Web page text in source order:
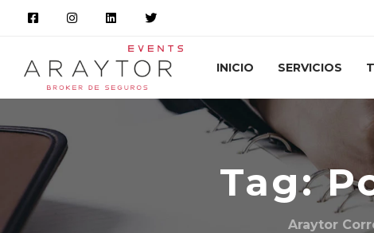
INICIO SERVICIOS
Tag:
Araytor